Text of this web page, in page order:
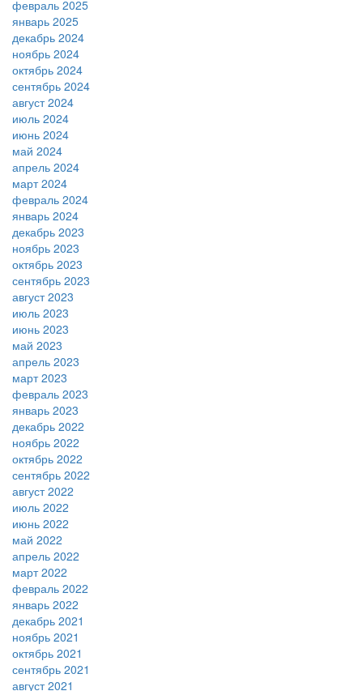
февраль 2025
январь 2025
декабрь 2024
ноябрь 2024
октябрь 2024
сентябрь 2024
август 2024
июль 2024
июнь 2024
май 2024
апрель 2024
март 2024
февраль 2024
январь 2024
декабрь 2023
ноябрь 2023
октябрь 2023
сентябрь 2023
август 2023
июль 2023
июнь 2023
май 2023
апрель 2023
март 2023
февраль 2023
январь 2023
декабрь 2022
ноябрь 2022
октябрь 2022
сентябрь 2022
август 2022
июль 2022
июнь 2022
май 2022
апрель 2022
март 2022
февраль 2022
январь 2022
декабрь 2021
ноябрь 2021
октябрь 2021
сентябрь 2021
август 2021